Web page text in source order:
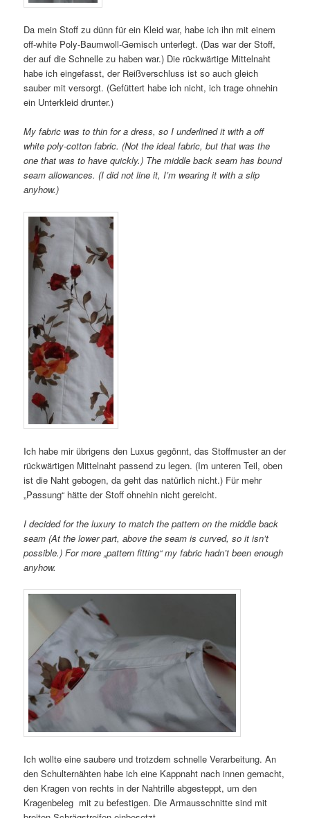
Da mein Stoff zu dünn für ein Kleid war, habe ich ihn mit einem
off-white Poly-Baumwoll-Gemisch unterlegt. (Das war der Stoff,
der auf die Schnelle zu haben war.) Die rückwärtige Mittelnaht
habe ich eingefasst, der Reißverschluss ist so auch gleich
sauber mit versorgt. (Gefüttert habe ich nicht, ich trage ohnehin
ein Unterkleid drunter.)
My fabric was to thin for a dress, so I underlined it with a off
white poly-cotton fabric. (Not the ideal fabric, but that was the
one that was to have quickly.) The middle back seam has bound
seam allowances. (I did not line it, I’m wearing it with a slip
anyhow.)
Ich habe mir übrigens den Luxus gegönnt, das Stoffmuster an der
rückwärtigen Mittelnaht passend zu legen. (Im unteren Teil, oben
ist die Naht gebogen, da geht das natürlich nicht.) Für mehr
„Passung“ hätte der Stoff ohnehin nicht gereicht.
I decided for the luxury to match the pattern on the middle back
seam (At the lower part, above the seam is curved, so it isn’t
possible.) For more „pattern fitting“ my fabric hadn’t been enough
anyhow.
Ich wollte eine saubere und trotzdem schnelle Verarbeitung. An
den Schulternähten habe ich eine Kappnaht nach innen gemacht,
den Kragen von rechts in der Nahtrille abgesteppt, um den
Kragenbeleg mit zu befestigen. Die Armausschnitte sind mit